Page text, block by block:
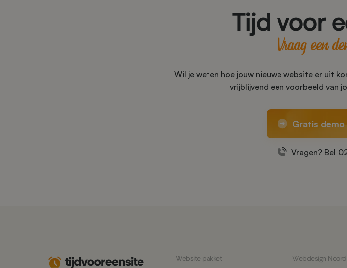
Tijd voor
Vraag een
Wil je weten hoe jouw nieuwe website er uit
vrijblijvend een voorbeeld van
Gratis demo
Vragen? Bel
Website pakket Webdesign